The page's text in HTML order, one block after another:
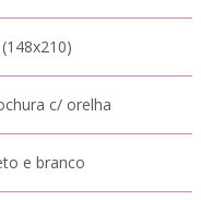
c/ orelha
e branco